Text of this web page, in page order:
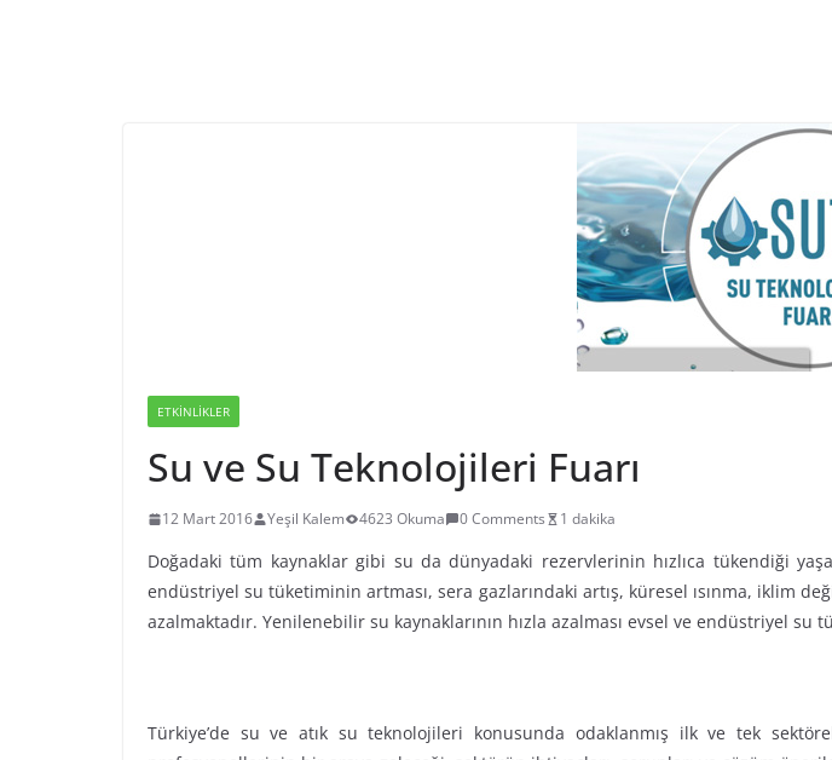
ETKINLIKLER
Su ve Su Teknolojileri Fuarı
12 Mart 2016 Yeşil Kalem 4623 Okuma 0 Comments 1 dakika
Doğadaki tüm kaynaklar gibi su da dünyadaki rezervlerinin hızlıca tükendiği
endüstriyel su tüketiminin artması, sera gazlarındaki artış, küresel ısınma, iklim
azalmaktadır. Yenilenebilir su kaynaklarının hızla azalması evsel ve endüstriyel
Türkiye’de su ve atık su teknolojileri konusunda odaklanmış ilk ve tek